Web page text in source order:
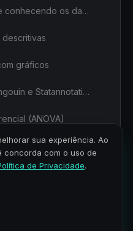
Preparando o ambiente e conhecendo os dados
descritivas
gráficos
Instalando bibliotecas: Pingouin e Statannotations
(ANOVA)
(Teste T)
com gráficos
sua experiência. Ao
concorda com o uso de
de Privacidade.